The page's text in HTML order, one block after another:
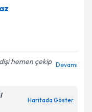
hemen çekip Devamı
Haritada Göster